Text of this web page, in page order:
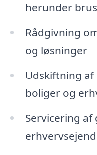
herunder
Rådgivning
og løsninger
Udskiftning
boliger og
Servicering af